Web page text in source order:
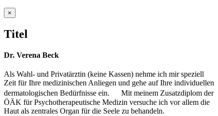
Close
product
view
×
Titel
Dr. Verena Beck
Als Wahl- und Privatärztin (keine Kassen) nehme ich mir speziell
Zeit für Ihre medizinischen Anliegen und gehe auf Ihre individuellen
dermatologischen Bedürfnisse ein. Mit meinem Zusatzdiplom der
ÖÄK für Psychotherapeutische Medizin versuche ich vor allem die
Haut als zentrales Organ für die Seele zu behandeln.